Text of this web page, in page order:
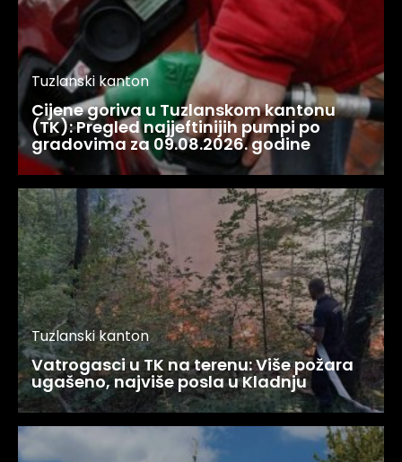
Tuzlanski kanton
Cijene goriva u Tuzlanskom kantonu
(TK): Pregled najjeftinijih pumpi po
gradovima za 09.08.2026. godine
Tuzlanski kanton
Vatrogasci u TK na terenu: Više požara
ugašeno, najviše posla u Kladnju